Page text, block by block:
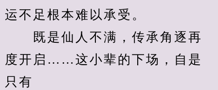
运不足根本难以承受。
既是仙人不满，传承角逐再
度开启……这小辈的下场，自是
只有